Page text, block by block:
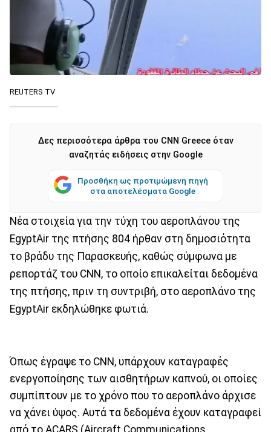
REUTERS TV
Δες περισσότερα άρθρα του CNN Greece όταν
αναζητάς ειδήσεις στην Google
Προσθήκη ως προτιμώμενη πηγή
στα αποτελέσματα Google
Νέα στοιχεία για την τύχη του αεροπλάνου της
EgyptAir της πτήσης 804 ήρθαν στη δημοσιότητα
το βράδυ της Παρασκευής, καθώς σύμφωνα με
ρεπορτάζ του CNN, το οποίο επικαλείται δεδομένα
της πτήσης, πριν τη συντριβή, στο αεροπλάνο της
EgyptAir εκδηλώθηκε φωτιά.
Όπως έγραψε το CNN, υπάρχουν καταγραφές
ενεργοποίησης των αισθητήρων καπνού, οι οποίες
συμπίπτουν με το χρόνο που το αεροπλάνο άρχισε
να χάνει ύψος. Αυτά τα δεδομένα έχουν καταγραφεί
από το ACARS (Aircraft Communications